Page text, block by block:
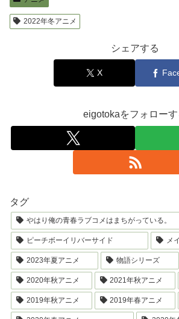
2022年冬アニメ
シェアする
X
eigotokaをフォローす
タグ
やはり俺の青春ラブコメはまちがっている。
ピーチボーイリバーサイド メ
2023年夏アニメ 物語シリーズ
2020年秋アニメ 2021年秋アニメ
2019年秋アニメ 2019年春アニメ